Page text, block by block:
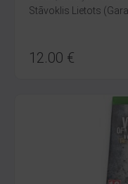
Stāvoklis Lietots
12.00 €